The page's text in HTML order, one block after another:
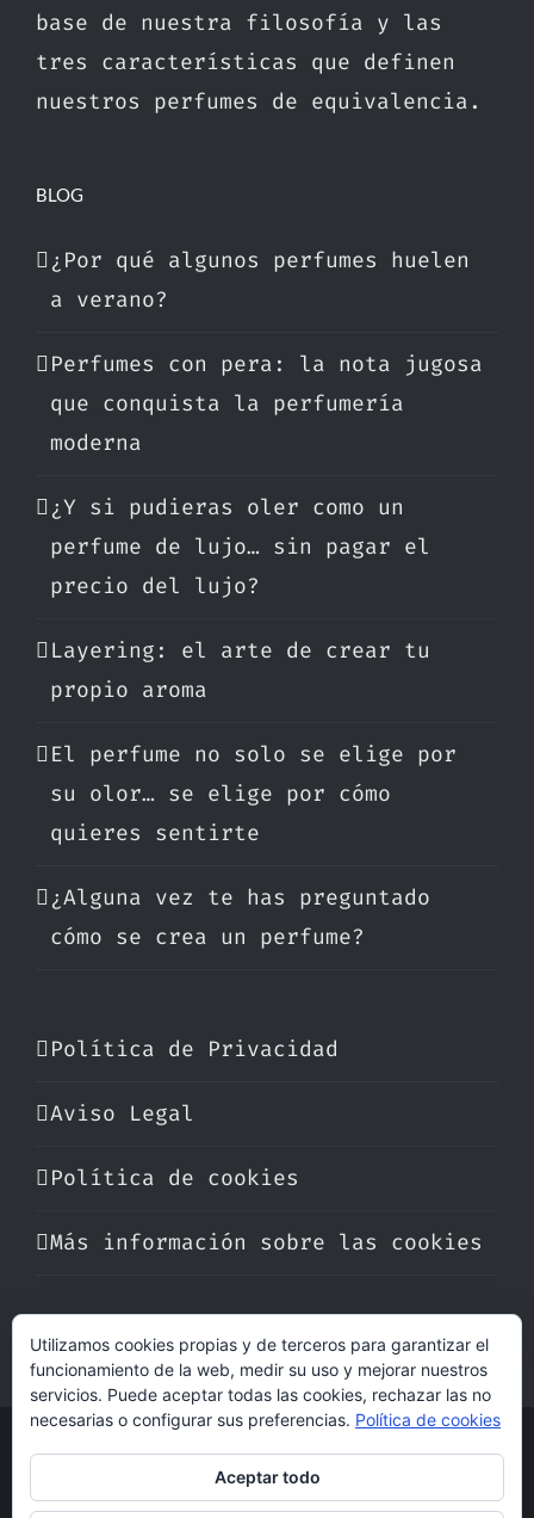
base de nuestra filosofía y las
tres características que definen
nuestros perfumes de equivalencia.
BLOG
¿Por qué algunos perfumes huelen
a verano?
Perfumes con pera: la nota jugosa
que conquista la perfumería
moderna
¿Y si pudieras oler como un
perfume de lujo… sin pagar el
precio del lujo?
Layering: el arte de crear tu
propio aroma
El perfume no solo se elige por
su olor… se elige por cómo
quieres sentirte
¿Alguna vez te has preguntado
cómo se crea un perfume?
Política de Privacidad
Aviso Legal
Política de cookies
Más información sobre las cookies
| Derechos Reservados | Hecho con cariño
Utilizamos cookies propias y de terceros para garantizar el
funcionamiento de la web, medir su uso y mejorar nuestros
servicios. Puede aceptar todas las cookies, rechazar las no
necesarias o configurar sus preferencias. Política de cookies
Aceptar todo